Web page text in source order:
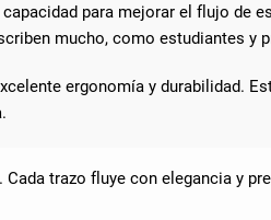
para mejorar el flujo de
mucho, como estudiantes y
ergonomía y durabilidad.
trazo fluye con elegancia y